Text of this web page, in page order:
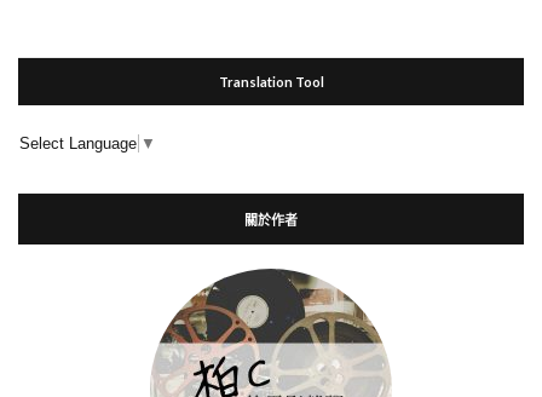
Translation Tool
Select Language ▼
關於作者